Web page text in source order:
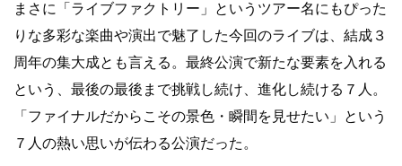
まさに「ライブファクトリー」というツアー名にもぴった
りな多彩な楽曲や演出で魅了した今回のライブは、結成３
周年の集大成とも言える。最終公演で新たな要素を入れる
という、最後の最後まで挑戦し続け、進化し続ける７人。
「ファイナルだからこその景色・瞬間を見せたい」という
７人の熱い思いが伝わる公演だった。